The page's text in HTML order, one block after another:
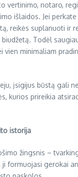
vertinimo, notaro,
išlaidos. Jei
reikės suplanuoti ir
Todėl
vien minimaliam
įsigijus būstą gali
kurios prireikia
istorija
žingsnis –
ji formuojasi gerokai